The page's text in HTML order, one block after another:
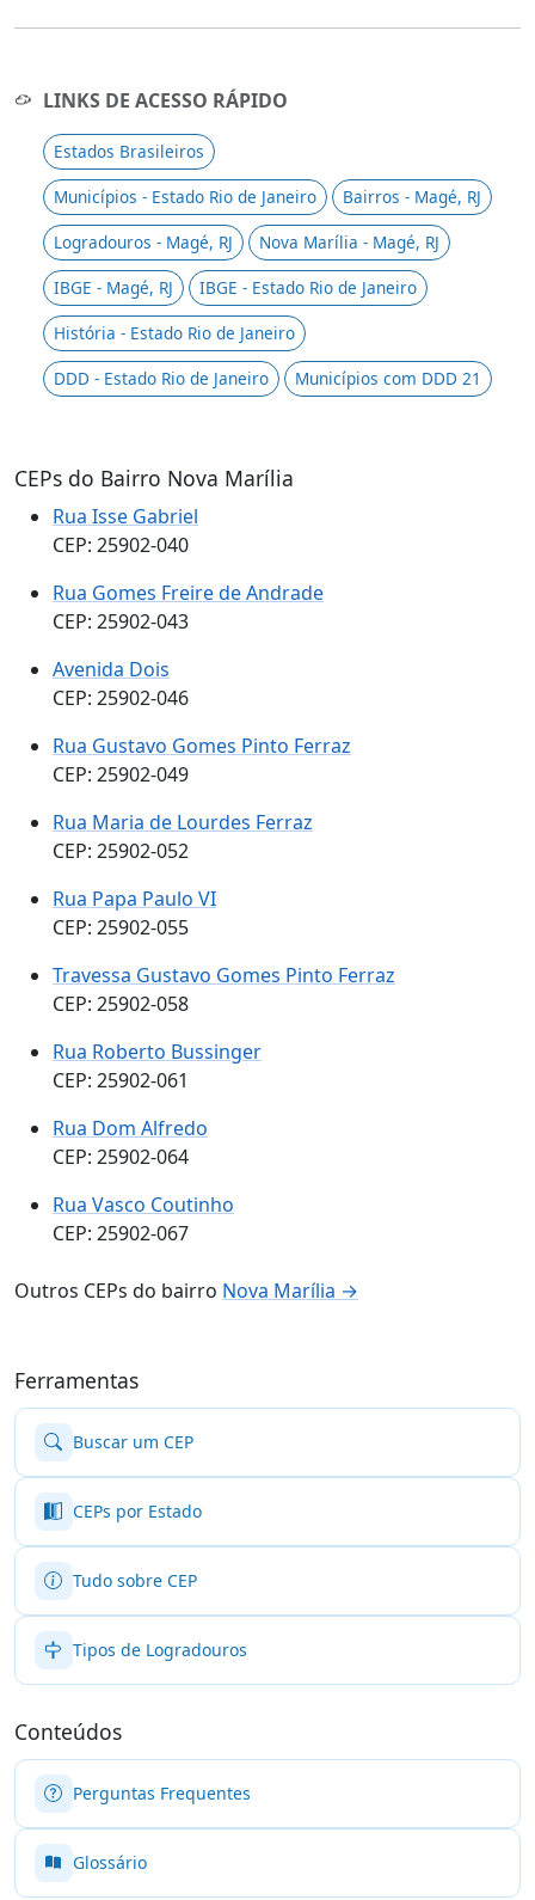
LINKS DE ACESSO RÁPIDO
Estados Brasileiros
Municípios - Estado Rio de Janeiro
Bairros - Magé, RJ
Logradouros - Magé, RJ
Nova Marília - Magé, RJ
IBGE - Magé, RJ
IBGE - Estado Rio de Janeiro
História - Estado Rio de Janeiro
DDD - Estado Rio de Janeiro
Municípios com DDD 21
CEPs do Bairro Nova Marília
Rua Isse Gabriel
CEP: 25902-040
Rua Gomes Freire de Andrade
CEP: 25902-043
Avenida Dois
CEP: 25902-046
Rua Gustavo Gomes Pinto Ferraz
CEP: 25902-049
Rua Maria de Lourdes Ferraz
CEP: 25902-052
Rua Papa Paulo VI
CEP: 25902-055
Travessa Gustavo Gomes Pinto Ferraz
CEP: 25902-058
Rua Roberto Bussinger
CEP: 25902-061
Rua Dom Alfredo
CEP: 25902-064
Rua Vasco Coutinho
CEP: 25902-067
Outros CEPs do bairro Nova Marília →
Ferramentas
Buscar um CEP
CEPs por Estado
Tudo sobre CEP
Tipos de Logradouros
Conteúdos
Perguntas Frequentes
Glossário